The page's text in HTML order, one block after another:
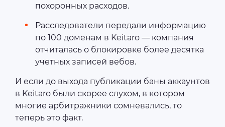
похоронных расходов.
Расследователи передали информацию
по 100 доменам в Keitaro — компания
отчиталась о блокировке более десятка
учетных записей вебов.
И если до выхода публикации баны аккаунтов
в Keitaro были скорее слухом, в котором
многие арбитражники сомневались, то
теперь это факт.